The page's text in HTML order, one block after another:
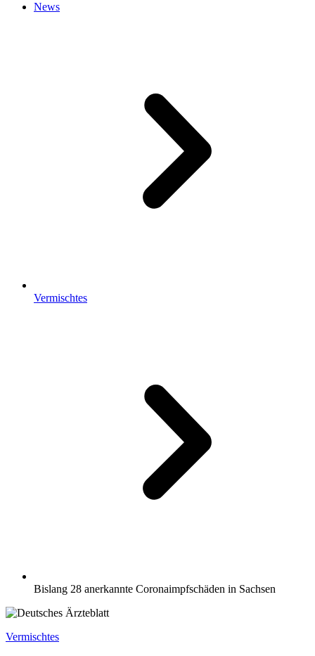
News
Vermischtes
Bislang 28 anerkannte Corona­impfschäden in Sachsen
Vermischtes